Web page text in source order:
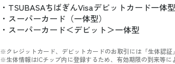
・TSUBASAちばぎんVisaデビットカード一体型
・スーパーカード（一体型）
・スーパーカード＜デビット＞一体型
※クレジットカード、デビットカードのお取引には「生体認証
※生体情報はICチップ内に登録するため、有効期限の到来等に